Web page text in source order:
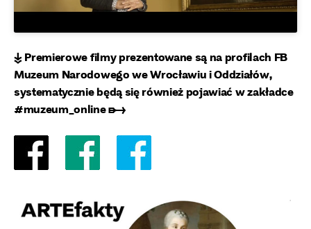
↡ Premierowe filmy prezentowane są na profilach FB
Muzeum Narodowego we Wrocławiu i Oddziałów,
systematycznie będą się również pojawiać w zakładce
#muzeum_online ➸